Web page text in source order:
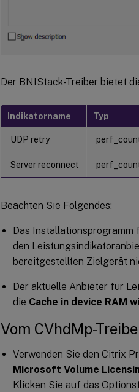
Der BNIStack-Treiber bietet
Indikatorname Typ
UDP retry
Server reconnect
Beachten Sie Folgendes:
Das
den
bereitgestellten Zielgerät
Der aktuelle Anbieter für
die Cache in device RAM
Vom CVhdMp-
Verwenden Sie den Citrix
Microsoft Volume
Klicken Sie auf das